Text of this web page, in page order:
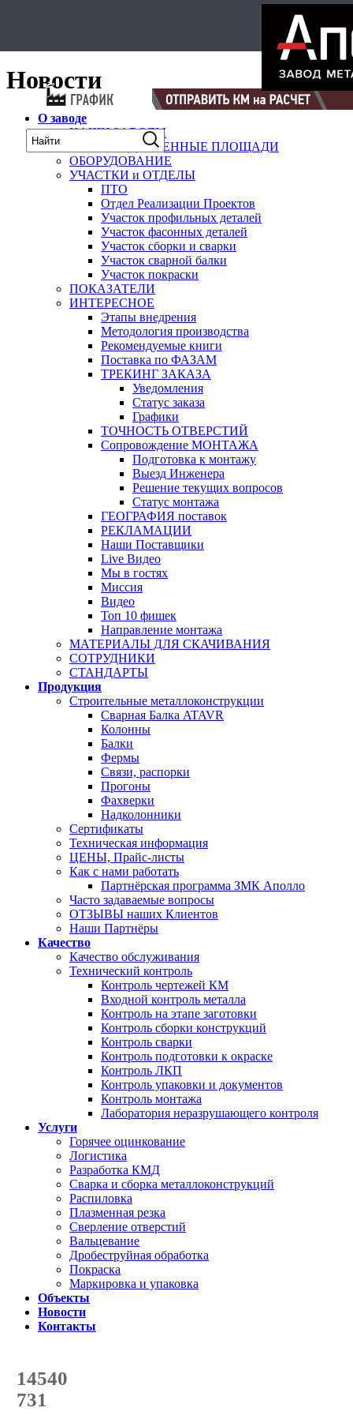
Новости
О заводе
НАШИ ЗАВОДЫ
ПРОИЗВОДСТВЕННЫЕ ПЛОЩАДИ
ОБОРУДОВАНИЕ
УЧАСТКИ и ОТДЕЛЫ
ПТО
Отдел Реализации Проектов
Участок профильных деталей
Участок фасонных деталей
Участок сборки и сварки
Участок сварной балки
Участок покраски
ПОКАЗАТЕЛИ
ИНТЕРЕСНОЕ
Этапы внедрения
Методология производства
Рекомендуемые книги
Поставка по ФАЗАМ
ТРЕКИНГ ЗАКАЗА
Уведомления
Статус заказа
Графики
ТОЧНОСТЬ ОТВЕРСТИЙ
Сопровождение МОНТАЖА
Подготовка к монтажу
Выезд Инженера
Решение текущих вопросов
Статус монтажа
ГЕОГРАФИЯ поставок
РЕКЛАМАЦИИ
Наши Поставщики
Live Видео
Мы в гостях
Миссия
Видео
Топ 10 фишек
Направление монтажа
МАТЕРИАЛЫ ДЛЯ СКАЧИВАНИЯ
СОТРУДНИКИ
СТАНДАРТЫ
Продукция
Строительные металлоконструкции
Сварная Балка ATAVR
Колонны
Балки
Фермы
Связи, распорки
Прогоны
Фахверки
Надколонники
Сертификаты
Техническая информация
ЦЕНЫ, Прайс-листы
Как с нами работать
Партнёрская программа ЗМК Аполло
Часто задаваемые вопросы
ОТЗЫВЫ наших Клиентов
Наши Партнёры
Качество
Качество обслуживания
Технический контроль
Контроль чертежей КМ
Входной контроль металла
Контроль на этапе заготовки
Контроль сборки конструкций
Контроль сварки
Контроль подготовки к окраске
Контроль ЛКП
Контроль упаковки и документов
Контроль монтажа
Лаборатория неразрушающего контроля
Услуги
Горячее оцинкование
Логистика
Разработка КМД
Сварка и сборка металлоконструкций
Распиловка
Плазменная резка
Сверление отверстий
Вальцевание
Дробеструйная обработка
Покраска
Маркировка и упаковка
Объекты
Новости
Контакты
14540
с начала года
731
с начала месяца